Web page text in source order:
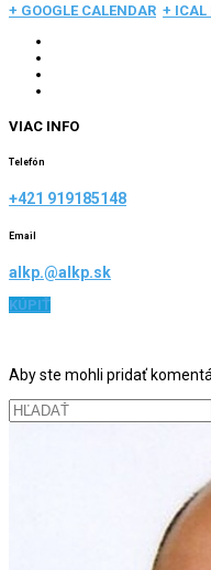
+ GOOGLE CALENDAR + ICAL
VIAC INFO
Telefón
+421 919185148
Email
alkp.@alkp.sk
KÚPIŤ
Aby ste mohli pridať
Hľadať: